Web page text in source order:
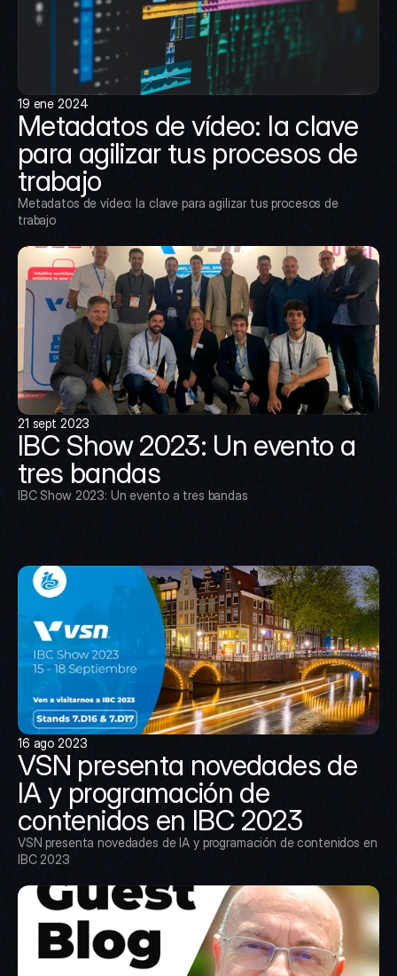
19 ene 2024
Metadatos de vídeo: la clave
para agilizar tus procesos de
trabajo
Metadatos de vídeo: la clave para agilizar tus procesos de
trabajo
21 sept 2023
IBC Show 2023: Un evento a
tres bandas
IBC Show 2023: Un evento a tres bandas
16 ago 2023
VSN presenta novedades de
IA y programación de
contenidos en IBC 2023
VSN presenta novedades de IA y programación de contenidos en
IBC 2023